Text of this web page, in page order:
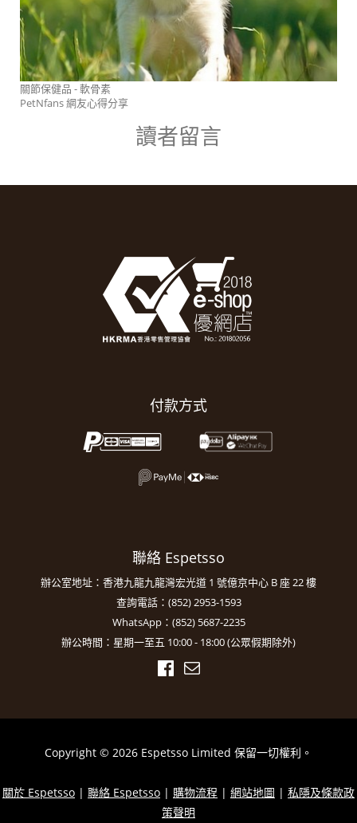
關節保健品 - 軟骨素
PetNfans 網友心得分享
讀者留言
付款方式
聯絡 Espetsso
辦公室地址：香港九龍九龍灣宏光道 1 號億京中心 B 座 22 樓
查詢電話：(852) 2953-1593
WhatsApp：(852) 5687-2235
辦公時間：星期一至五 10:00 - 18:00 (公眾假期除外)
Copyright © 2026 Espetsso Limited 保留一切權利。
關於 Espetsso | 聯絡 Espetsso | 購物流程 | 網站地圖 | 私隱及條款政
策聲明